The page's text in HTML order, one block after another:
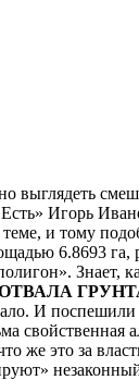
выглядеть
Игорь
и тому
6.8693
Знает,
И
это за